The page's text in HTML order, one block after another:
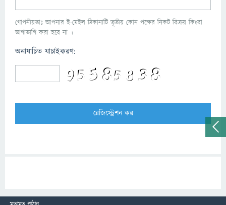
গোপনীয়তাঃ আপনার ই-মেইল ঠিকানাটি তৃতীয় কোন পক্ষের নিকট বিক্রয় কিংবা
ভাগাভাগি করা হবে না ।
অনাযাচিত যাচাইকরণ: